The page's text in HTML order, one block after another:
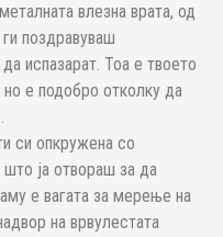
влезна врата, од
поздравуваш
испазарат. Тоа е твоето
е подобро отколку да
си опкружена со
што ја отвораш за да
е вагата за мерење на
на врвулестата